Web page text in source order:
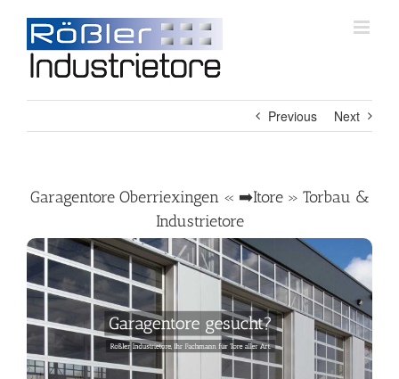
content
Previous Next
Garagentore Oberriexingen « ➡️Itore » Torbau &
Industrietore